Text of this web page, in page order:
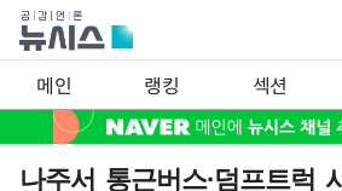
메인 랭킹 섹션
나주서 통근버스·덤프트럭